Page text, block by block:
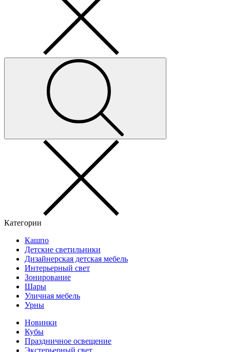
Категории
Кашпо
Детские светильники
Дизайнерская детская мебель
Интерьерный свет
Зонирование
Шары
Уличная мебель
Урны
Новинки
Кубы
Праздничное освещение
Экстерьерный свет